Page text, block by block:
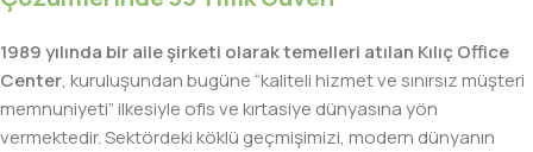
1989 yılında bir aile şirketi olarak temelleri atılan Kılıç Office
Center, kuruluşundan bugüne “kaliteli hizmet ve sınırsız müşteri
memnuniyeti” ilkesiyle ofis ve kırtasiye dünyasına yön
vermektedir. Sektördeki köklü geçmişimizi, modern dünyanın